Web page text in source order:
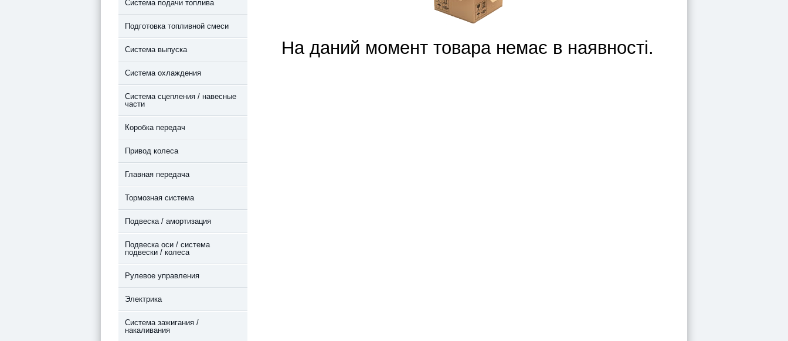
Система подачи топлива
Подготовка топливной смеси
Система выпуска
Система охлаждения
Система сцепления / навесные
части
Коробка передач
Привод колеса
Главная передача
Тормозная система
Подвеска / амортизация
Подвеска оси / система
подвески / колеса
Рулевое управления
Электрика
Система зажигания /
накаливания
На даний момент товара немає в наявності.